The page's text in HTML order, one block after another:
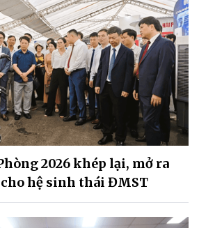
2026 khép lại, mở ra
hệ sinh thái ĐMST